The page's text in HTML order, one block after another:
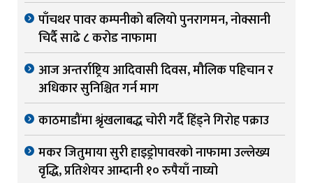
पाँचथर पावर कम्पनीको बलियो पुनरागमन, नोक्सानी
चिर्दै साढे ८ करोड नाफामा
आज अन्तर्राष्ट्रिय आदिवासी दिवस, मौलिक पहिचान र
अधिकार सुनिश्चित गर्न माग
काठमाडौंमा श्रृंखलाबद्ध चोरी गर्दै हिंड्ने गिरोह पक्राउ
मकर जितुमाया सुरी हाइड्रोपावरको नाफामा उल्लेख्य
वृद्धि, प्रतिशेयर आम्दानी १० रुपैयाँ नाघ्यो